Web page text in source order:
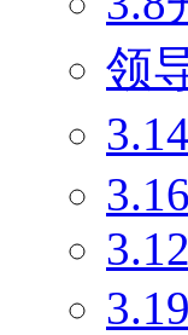
领
3.16
3.12